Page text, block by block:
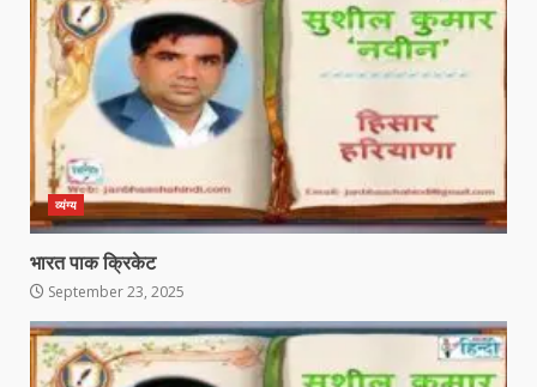
व्यंग्य
भारत पाक क्रिकेट
September 23, 2025